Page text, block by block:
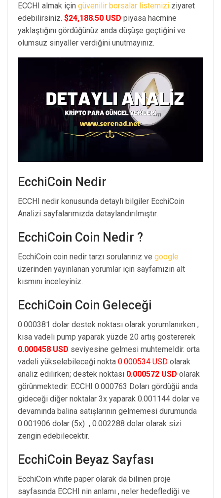
ECCHI almak için güvenilir borsalar listemizi ziyaret
edebilirsiniz. $24,188.50 USD piyasa hacmine
yaklaştığını gördüğünüz anda düşüşe geçtiğini ve
olumsuz sinyaller verdiğini unutmayınız.
EcchiCoin Nedir
ECCHI nedir konusunda detaylı bilgiler EcchiCoin
Analizi sayfalarımızda detaylandırılmıştır.
EcchiCoin Coin Nedir ?
EcchiCoin coin nedir tarzı sorularınız ve google
üzerinden yayınlanan yorumlar için sayfamızın alt
kısmını inceleyiniz.
EcchiCoin Coin Geleceği
0.000381 dolar destek noktası olarak yorumlanırken ,
kısa vadeli pump yaparak yüzde 20 artış göstererek
0.000458 USD seviyesine gelmesi muhtemeldir. orta
vadeli yükselebileceği nokta 0.000534 USD olarak
analiz edilirken; destek noktası 0.000572 USD olarak
görünmektedir. ECCHI 0.000763 Doları gördüğü anda
gideceği diğer noktalar 3x yaparak 0.001144 dolar ve
devamında balina satışlarının gelmemesi durumunda
0.001906 dolar (5x) , 0.002288 dolar olarak sizi
zengin edebilecektir.
EcchiCoin Beyaz Sayfası
EcchiCoin white paper olarak da bilinen proje
sayfasında ECCHI nin anlamı , neler hedeflediği ve